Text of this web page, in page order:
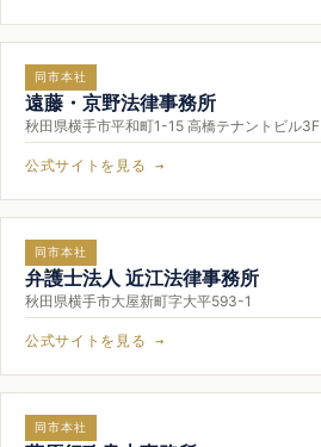
同市本社
遠藤・京野法律事務所
秋田県横手市平和町1-15 高橋テナントビル3F
公式サイトを見る →
同市本社
弁護士法人 近江法律事務所
秋田県横手市大屋新町字大平593-1
公式サイトを見る →
同市本社